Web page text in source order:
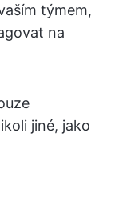
týmem,
na
jiné, jako